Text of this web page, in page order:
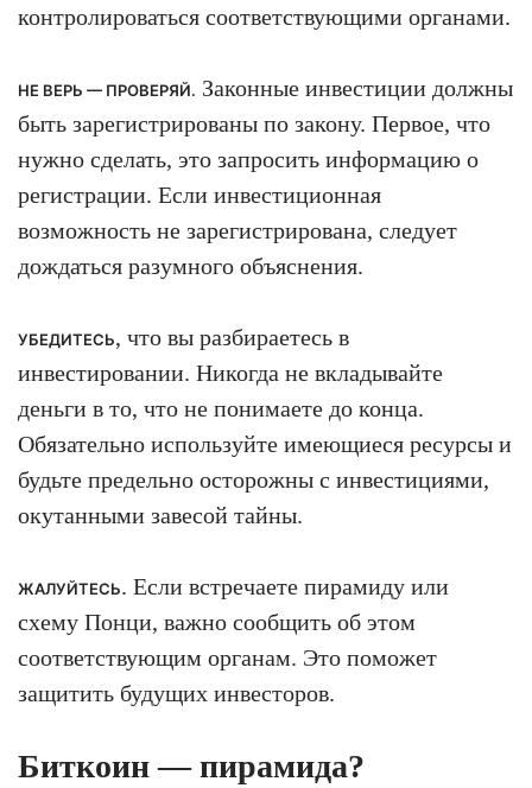
контролироваться соответствующими органами.
НЕ ВЕРЬ — ПРОВЕРЯЙ. Законные инвестиции должны
быть зарегистрированы по закону. Первое, что
нужно сделать, это запросить информацию о
регистрации. Если инвестиционная
возможность не зарегистрирована, следует
дождаться разумного объяснения.
УБЕДИТЕСЬ, что вы разбираетесь в
инвестировании. Никогда не вкладывайте
деньги в то, что не понимаете до конца.
Обязательно используйте имеющиеся ресурсы и
будьте предельно осторожны с инвестициями,
окутанными завесой тайны.
ЖАЛУЙТЕСЬ. Если встречаете пирамиду или
схему Понци, важно сообщить об этом
соответствующим органам. Это поможет
защитить будущих инвесторов.
Биткоин — пирамида?